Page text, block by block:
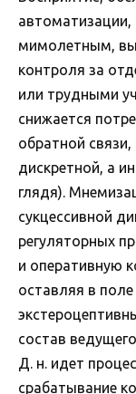
мимолетным,
контроля за
или трудными
снижается
обратной
дискретной, а
глядя).
сукцессивной
регуляторных
и оперативную
оставляя в
состав
Д. н. идет
срабатывание